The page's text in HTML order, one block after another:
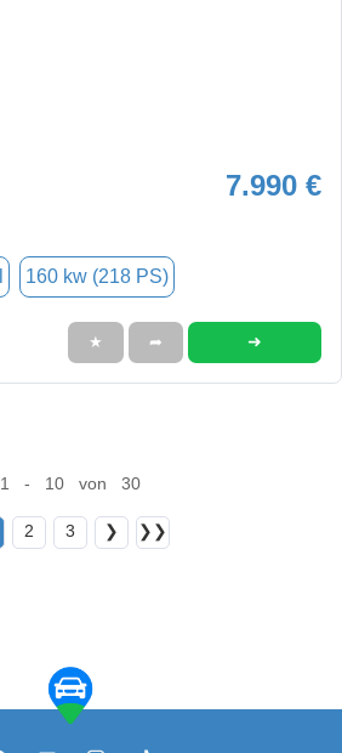
7.990 €
160 kw (218 PS)
★ ➦ ➜
1 - 10 von 30
2 3 ❯ ❯❯